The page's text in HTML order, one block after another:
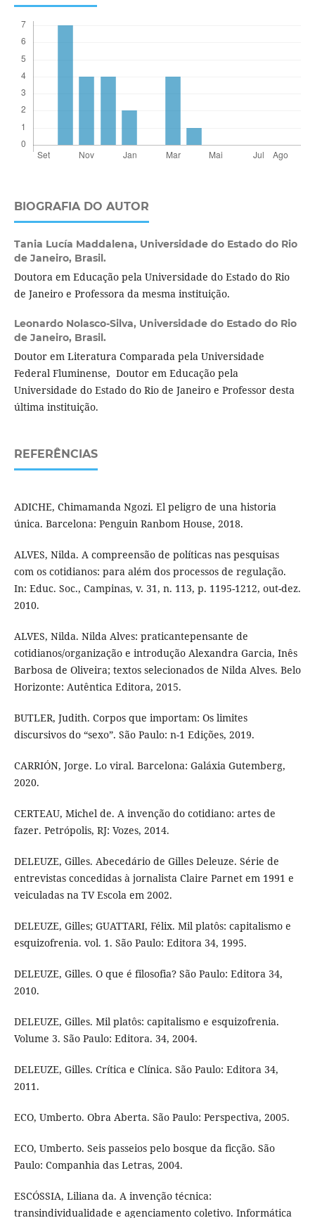
BIOGRAFIA DO AUTOR
Tania Lucía Maddalena, Universidade do Estado do Rio
de Janeiro, Brasil.
Doutora em Educação pela Universidade do Estado do Rio
de Janeiro e Professora da mesma instituição.
Leonardo Nolasco-Silva, Universidade do Estado do Rio
de Janeiro, Brasil.
Doutor em Literatura Comparada pela Universidade
Federal Fluminense, Doutor em Educação pela
Universidade do Estado do Rio de Janeiro e Professor desta
última instituição.
REFERÊNCIAS
ADICHE, Chimamanda Ngozi. El peligro de una historia
única. Barcelona: Penguin Ranbom House, 2018.
ALVES, Nilda. A compreensão de políticas nas pesquisas
com os cotidianos: para além dos processos de regulação.
In: Educ. Soc., Campinas, v. 31, n. 113, p. 1195-1212, out-dez.
2010.
ALVES, Nilda. Nilda Alves: praticantepensante de
cotidianos/organização e introdução Alexandra Garcia, Inês
Barbosa de Oliveira; textos selecionados de Nilda Alves. Belo
Horizonte: Autêntica Editora, 2015.
BUTLER, Judith. Corpos que importam: Os limites
discursivos do “sexo”. São Paulo: n-1 Edições, 2019.
CARRIÓN, Jorge. Lo viral. Barcelona: Galáxia Gutemberg,
2020.
CERTEAU, Michel de. A invenção do cotidiano: artes de
fazer. Petrópolis, RJ: Vozes, 2014.
DELEUZE, Gilles. Abecedário de Gilles Deleuze. Série de
entrevistas concedidas à jornalista Claire Parnet em 1991 e
veiculadas na TV Escola em 2002.
DELEUZE, Gilles; GUATTARI, Félix. Mil platôs: capitalismo e
esquizofrenia. vol. 1. São Paulo: Editora 34, 1995.
DELEUZE, Gilles. O que é filosofia? São Paulo: Editora 34,
2010.
DELEUZE, Gilles. Mil platôs: capitalismo e esquizofrenia.
Volume 3. São Paulo: Editora. 34, 2004.
DELEUZE, Gilles. Crítica e Clínica. São Paulo: Editora 34,
2011.
ECO, Umberto. Obra Aberta. São Paulo: Perspectiva, 2005.
ECO, Umberto. Seis passeios pelo bosque da ficção. São
Paulo: Companhia das Letras, 2004.
ESCÓSSIA, Liliana da. A invenção técnica:
transindividualidade e agenciamento coletivo. Informática